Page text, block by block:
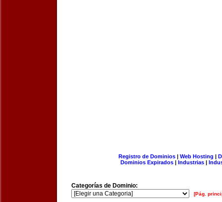
Registro de Dominios| Web Hosting |
Dominios Expirados | Industrias |
Categorías de Dominio:
[Pág.